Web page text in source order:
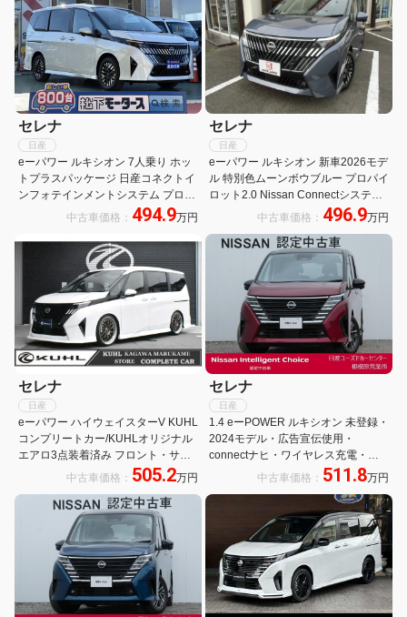
セレナ
日産
eーパワー ルキシオン 7人乗り ホッ
トプラスパッケージ 日産コネクトイ
ンフォテインメントシステム プロパ
イロット2.0 アラウンドビューモニ
ター アダプティブLEDヘッドライト
ヘッドアップディスプレイ 登録済未
中古車価格： 494.9万円
セレナ
日産
eーパワー ルキシオン 新車2026モデ
ル 特別色ムーンボウブルー プロパイ
ロット2.0 Nissan Connectシステム
アラウンドビューモニター 前後ドラ
中古車価格： 496.9万円
セレナ
日産
eーパワー ハイウェイスターV KUHL
コンプリートカー/KUHLオリジナル
エアロ3点装着済み フロント・サイ
ド・リア/VERZーDDR02 19インチ
ウンサスペンション/アラウンドビュ
中古車価格： 505.2万円
セレナ
日産
1.4 eーPOWER ルキシオン 未登録・
2024モデル・広告宣伝使用・
connectナヒ・ワイヤレス充電・ア
ラウンドビュー・前後ドライブレコ
ール・100V AC電源(1500W)
中古車価格： 511.8万円